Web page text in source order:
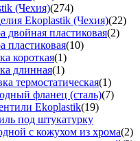
(Чехия)(274)
Ekoplastik (Чехия)(22)
двойная пластиковая(2)
пластиковая(10)
короткая(1)
длинная(1)
термостатическая(1)
фланец (сталь)(7)
Ekoplastik(19)
под штукатурку
с кожухом из хрома(2)